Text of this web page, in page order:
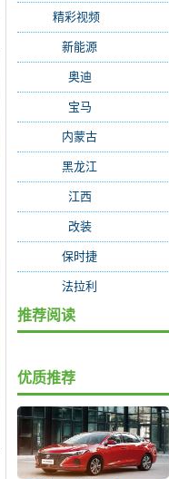
精彩视频
新能源
奥迪
宝马
内蒙古
黑龙江
江西(170)
改装(162)
保时捷
法拉利
推荐阅读
优质推荐